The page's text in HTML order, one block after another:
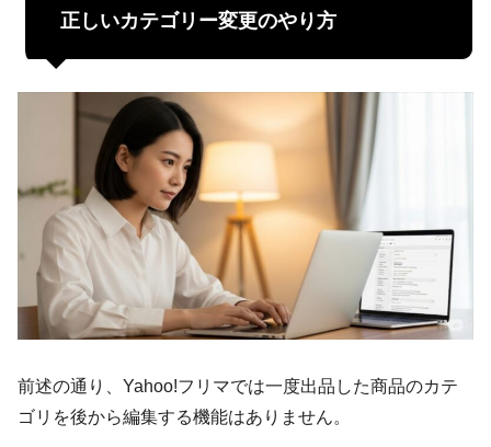
正しいカテゴリー変更のやり方
前述の通り、Yahoo!フリマでは一度出品した商品のカテ
ゴリを後から編集する機能はありません。